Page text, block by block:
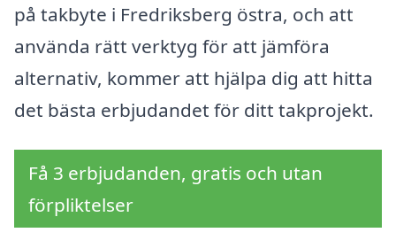
på takbyte i Fredriksberg östra, och att
använda rätt verktyg för att jämföra
alternativ, kommer att hjälpa dig att hitta
det bästa erbjudandet för ditt takprojekt.
Få 3 erbjudanden, gratis och utan
förpliktelser